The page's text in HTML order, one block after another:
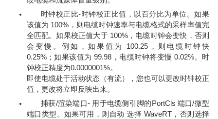
时钟校正比-时钟校正比值，以百分比为单位。如果
该值为 100%，则电缆时钟速率与电缆格式的采样率值完
全匹配。如果校正值大于 100%，电缆时钟会变快，否则
会变慢。例如，如果值为 100.25，则电缆时钟快
0.25%；如果该值为 99.98，电缆时钟将变慢 0.02%。时
钟校正精度为0.0000001%。
即使电缆处于活动状态（有流），您也可以更改时钟校正
值，更改将立即反映出来。
捕获/渲染端口- 用于电缆侧引脚的PortCls 端口/微型
端口类型。如果可用，则自动 选择 WaveRT，否则选择